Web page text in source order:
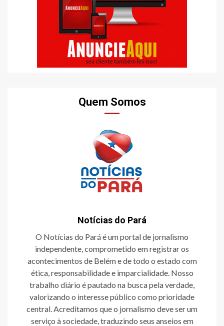
Quem Somos
Notícias do Pará
O Notícias do Pará é um portal de jornalismo
independente, comprometido em registrar os
acontecimentos de Belém e de todo o estado com
ética, responsabilidade e imparcialidade. Nosso
trabalho diário é pautado na busca pela verdade,
valorizando o interesse público como prioridade
central. Acreditamos que o jornalismo deve ser um
serviço à sociedade, traduzindo seus anseios em